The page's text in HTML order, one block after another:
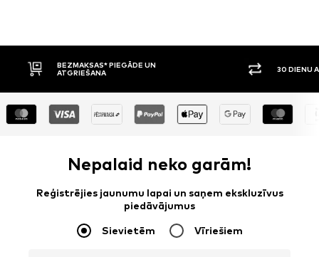
BEZMAKSAS* PIEGĀDE UN
ATGRIEŠANA
30 DIENU
Nepalaid neko garām!
Reģistrējies jaunumu lapai un saņem ekskluzīvus
piedāvājumus
Sievietēm Vīriešiem